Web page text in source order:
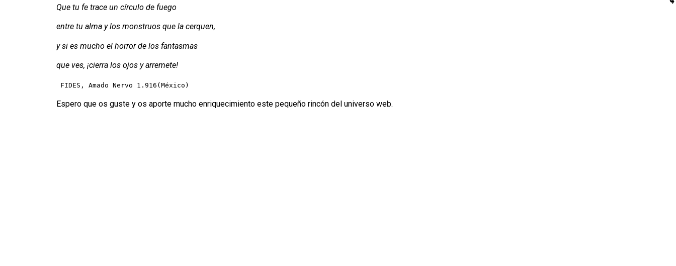
Que tu fe trace un círculo de fuego
entre tu alma y los monstruos que la cerquen,
y si es mucho el horror de los fantasmas
que ves, ¡cierra los ojos y arremete!
FIDES, Amado Nervo 1.916(México)
Espero que os guste y os aporte mucho enriquecimiento este pequeño rincón del universo web.